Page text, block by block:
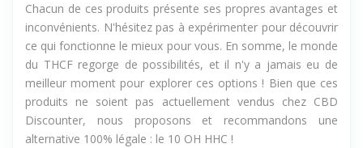
Chacun de ces produits présente ses propres avantages et
inconvénients. N'hésitez pas à expérimenter pour découvrir
ce qui fonctionne le mieux pour vous. En somme, le monde
du THCF regorge de possibilités, et il n'y a jamais eu de
meilleur moment pour explorer ces options ! Bien que ces
produits ne soient pas actuellement vendus chez CBD
Discounter, nous proposons et recommandons une
alternative 100% légale : le 10 OH HHC !